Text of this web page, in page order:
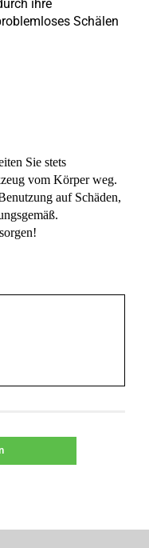
ihre
Schälen
Sie stets
vom Körper weg.
auf Schäden,